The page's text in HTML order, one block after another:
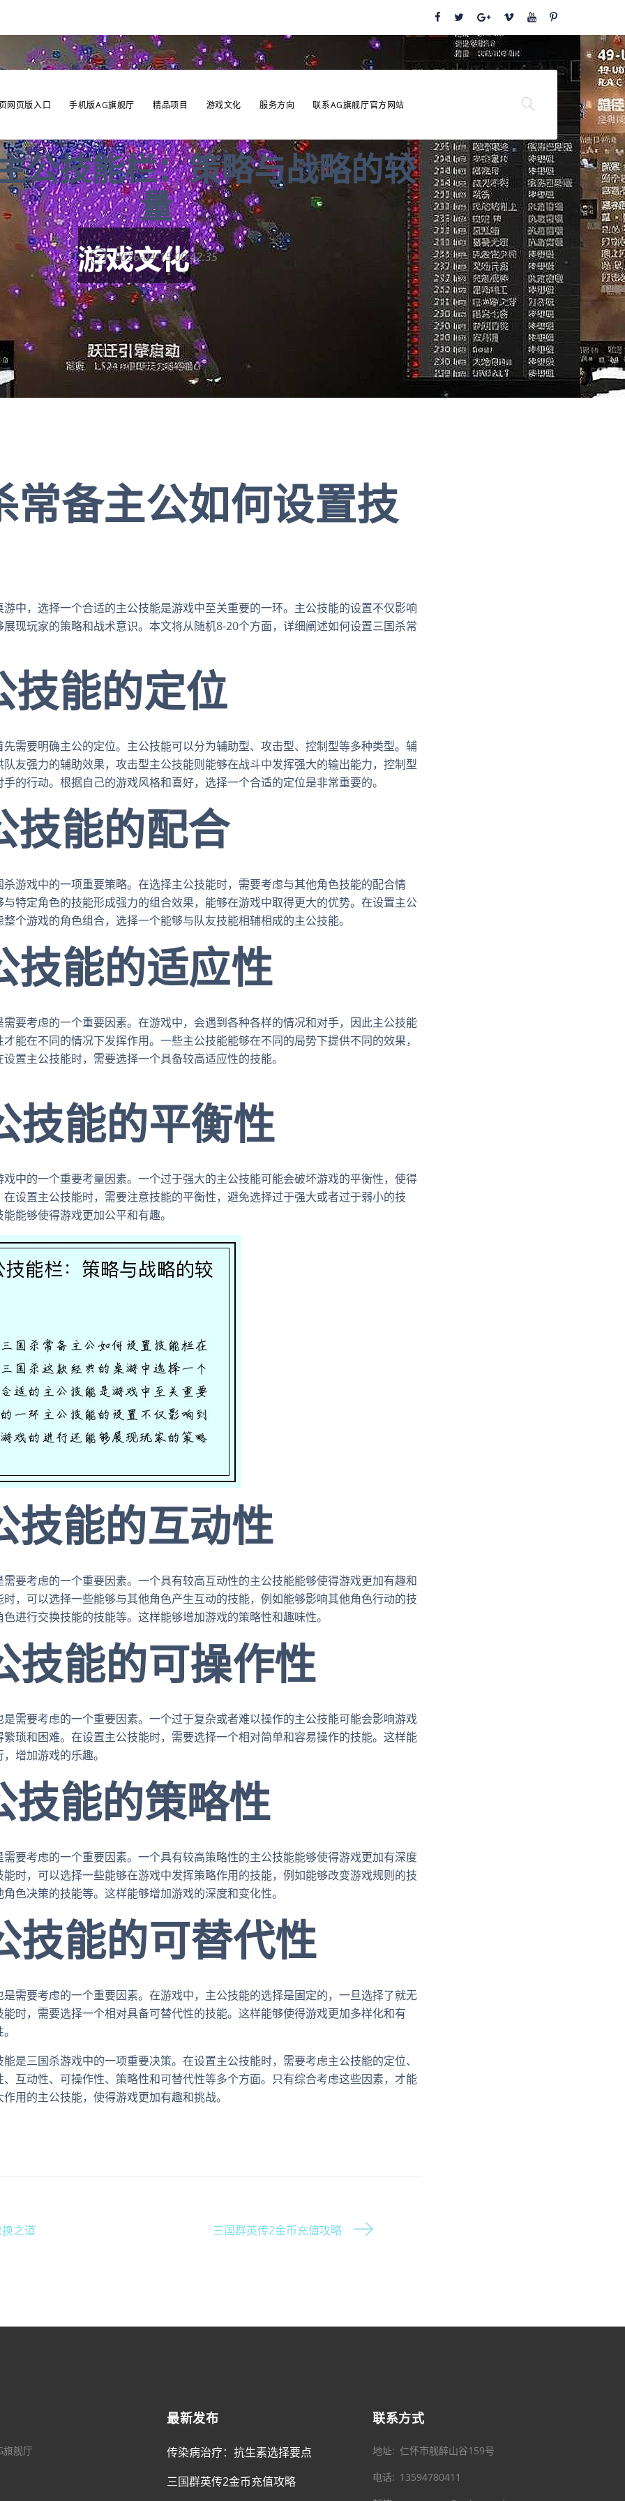
网页版入口 手机版AG旗舰厅 精品项目 游戏文化 服务方向 联系AG旗舰厅官方网站
公技能栏：策略与战略的较
量
2026-04-15 00:42:35
常备主公如何设置技
中，选择一个合适的主公技能是游戏中至关重要的一环。主公技能的设置不仅影响
现玩家的策略和战术意识。本文将从随机8-20个方面，详细阐述如何设置三国杀常
技能的定位
需要明确主公的定位。主公技能可以分为辅助型、攻击型、控制型等多种类型。辅
友强力的辅助效果，攻击型主公技能则能够在战斗中发挥强大的输出能力，控制型
的行动。根据自己的游戏风格和喜好，选择一个合适的定位是非常重要的。
技能的配合
游戏中的一项重要策略。在选择主公技能时，需要考虑与其他角色技能的配合情
特定角色的技能形成强力的组合效果，能够在游戏中取得更大的优势。在设置主公
个游戏的角色组合，选择一个能够与队友技能相辅相成的主公技能。
技能的适应性
要考虑的一个重要因素。在游戏中，会遇到各种各样的情况和对手，因此主公技能
能在不同的情况下发挥作用。一些主公技能能够在不同的局势下提供不同的效果，
置主公技能时，需要选择一个具备较高适应性的技能。
技能的平衡性
中的一个重要考量因素。一个过于强大的主公技能可能会破坏游戏的平衡性，使得
设置主公技能时，需要注意技能的平衡性，避免选择过于强大或者过于弱小的技
能够使得游戏更加公平和有趣。
技能的互动性
要考虑的一个重要因素。一个具有较高互动性的主公技能能够使得游戏更加有趣和
，可以选择一些能够与其他角色产生互动的技能，例如能够影响其他角色行动的技
进行交换技能的技能等。这样能够增加游戏的策略性和趣味性。
技能的可操作性
需要考虑的一个重要因素。一个过于复杂或者难以操作的主公技能可能会影响游戏
琐和困难。在设置主公技能时，需要选择一个相对简单和容易操作的技能。这样能
增加游戏的乐趣。
技能的策略性
要考虑的一个重要因素。一个具有较高策略性的主公技能能够使得游戏更加有深度
时，可以选择一些能够在游戏中发挥策略作用的技能，例如能够改变游戏规则的技
色决策的技能等。这样能够增加游戏的深度和变化性。
技能的可替代性
需要考虑的一个重要因素。在游戏中，主公技能的选择是固定的，一旦选择了就无
时，需要选择一个相对具备可替代性的技能。这样能够使得游戏更加多样化和有
是三国杀游戏中的一项重要决策。在设置主公技能时，需要考虑主公技能的定位、
互动性、可操作性、策略性和可替代性等多个方面。只有综合考虑这些因素，才能
用的主公技能，使得游戏更加有趣和挑战。
之道 三国群英传2金币充值攻略
旗舰厅
最新发布
传染病治疗：抗生素选择要点
三国群英传2金币充值攻略
联系方式
地址
仁怀市舰醉山谷159号
电话
13594780411